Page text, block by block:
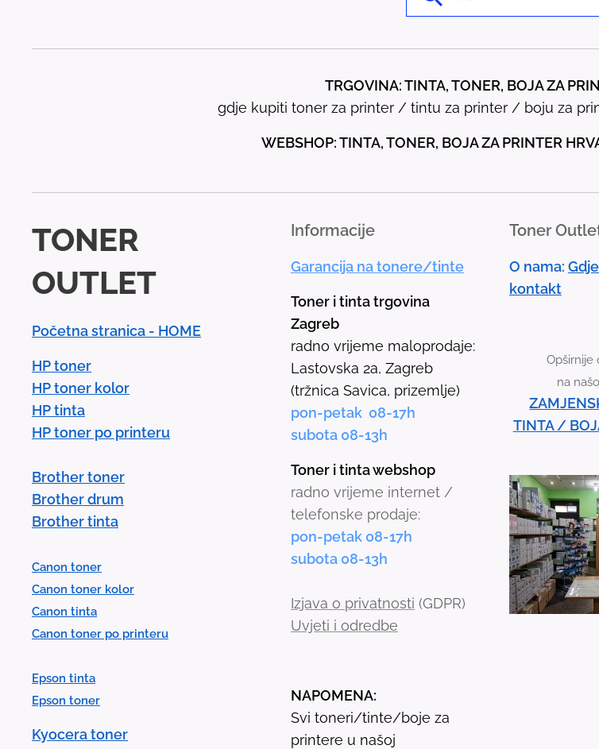
TRGOVINA: TINTA, TONER, BOJA ZA
gdje kupiti toner za printer / tintu za printer / boju za
WEBSHOP: TINTA, TONER, BOJA ZA PRINTER
TONER
OUTLET
Početna stranica - HOME
HP toner
HP toner kolor
HP tinta
HP toner po printeru
Brother toner
Brother drum
Brother tinta
Canon toner
Canon toner kolor
Canon tinta
Canon toner po printeru
Epson tinta
Epson toner
Kyocera toner
Informacije
Garancija na tonere/tinte
Toner i tinta trgovina
Zagreb
radno vrijeme maloprodaje:
Lastovska 2a, Zagreb
(tržnica Savica, prizemlje)
pon-petak 08-17h
subota 08-13h
Toner i tinta webshop
radno vrijeme internet /
telefonske prodaje:
pon-petak 08-17h
subota 08-13h
Izjava o privatnosti (GDPR)
Uvjeti i odredbe
NAPOMENA:
Svi toneri/tinte/boje za
printere u našoj
Toner
O nama:
kontakt
Opširnije
na
TINTA /